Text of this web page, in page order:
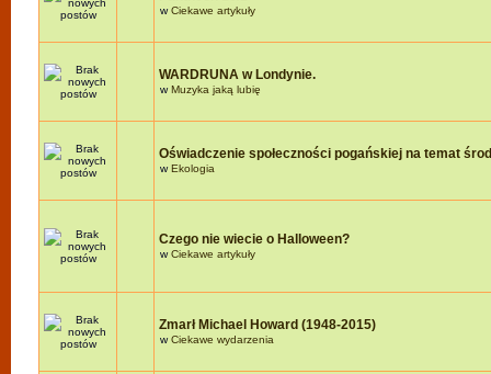
wCiekawe artykuły
WARDRUNA w Londynie.
wMuzyka jaką lubię
Oświadczenie społeczności pogańskiej na temat
wEkologia
Czego nie wiecie o Halloween?
wCiekawe artykuły
Zmarł Michael Howard (1948-2015)
wCiekawe wydarzenia